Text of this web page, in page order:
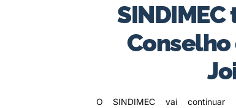
O SINDIMEC vai continuar